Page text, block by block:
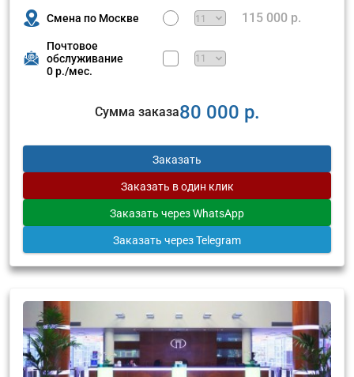
Смена по Москве 115 000 р.
Почтовое
обслуживание
0 р./мес.
Сумма заказа80 000 р.
Заказать
Заказать в один клик
Заказать через WhatsApp
Заказать через Telegram